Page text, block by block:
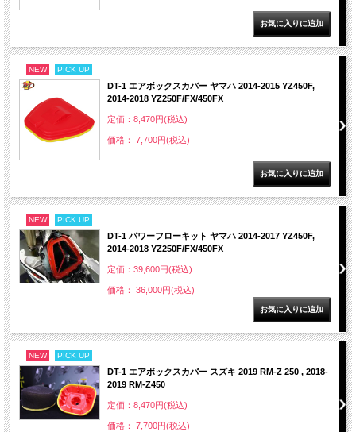
NEW PICK UP
DT-1 エアボックスカバー ヤマハ 2014-2015 YZ450F,
2014-2018 YZ250F/FX/450FX
定価：8,470円(税込)
価格： 7,700円(税込)
NEW PICK UP
DT-1 パワーフローキット ヤマハ 2014-2017 YZ450F,
2014-2018 YZ250F/FX/450FX
定価：39,600円(税込)
価格： 36,000円(税込)
NEW PICK UP
DT-1 エアボックスカバー スズキ 2019 RM-Z 250 , 2018-
2019 RM-Z450
定価：8,470円(税込)
価格： 7,700円(税込)